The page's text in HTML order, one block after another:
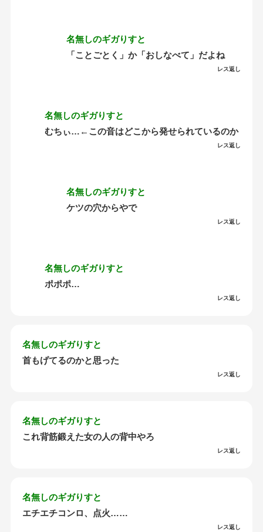
名無しのギガりすと
「ことごとく」か「おしなべて」だよね
レス返し
名無しのギガりすと
むちぃ…←この音はどこから発せられているのか
レス返し
名無しのギガりすと
ケツの穴からやで
レス返し
名無しのギガりすと
ポポポ…
レス返し
名無しのギガりすと
首もげてるのかと思った
レス返し
名無しのギガりすと
これ背筋鍛えた女の人の背中やろ
レス返し
名無しのギガりすと
エチエチコンロ、点火……
レス返し